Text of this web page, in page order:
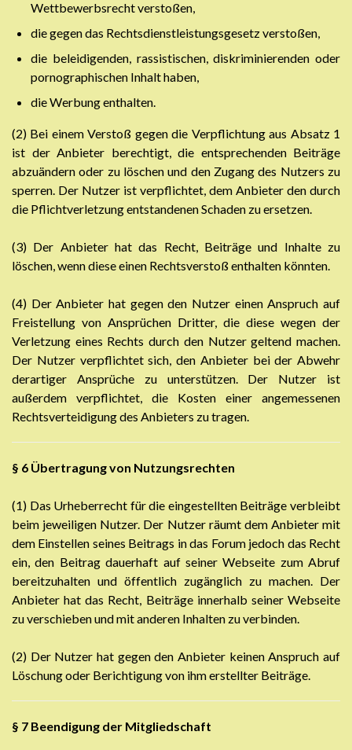
Wettbewerbsrecht verstoßen,
die gegen das Rechtsdienstleistungsgesetz verstoßen,
die beleidigenden, rassistischen, diskriminierenden oder
pornographischen Inhalt haben,
die Werbung enthalten.
(2) Bei einem Verstoß gegen die Verpflichtung aus Absatz 1
ist der Anbieter berechtigt, die entsprechenden Beiträge
abzuändern oder zu löschen und den Zugang des Nutzers zu
sperren. Der Nutzer ist verpflichtet, dem Anbieter den durch
die Pflichtverletzung entstandenen Schaden zu ersetzen.
(3) Der Anbieter hat das Recht, Beiträge und Inhalte zu
löschen, wenn diese einen Rechtsverstoß enthalten könnten.
(4) Der Anbieter hat gegen den Nutzer einen Anspruch auf
Freistellung von Ansprüchen Dritter, die diese wegen der
Verletzung eines Rechts durch den Nutzer geltend machen.
Der Nutzer verpflichtet sich, den Anbieter bei der Abwehr
derartiger Ansprüche zu unterstützen. Der Nutzer ist
außerdem verpflichtet, die Kosten einer angemessenen
Rechtsverteidigung des Anbieters zu tragen.
§ 6 Übertragung von Nutzungsrechten
(1) Das Urheberrecht für die eingestellten Beiträge verbleibt
beim jeweiligen Nutzer. Der Nutzer räumt dem Anbieter mit
dem Einstellen seines Beitrags in das Forum jedoch das Recht
ein, den Beitrag dauerhaft auf seiner Webseite zum Abruf
bereitzuhalten und öffentlich zugänglich zu machen. Der
Anbieter hat das Recht, Beiträge innerhalb seiner Webseite
zu verschieben und mit anderen Inhalten zu verbinden.
(2) Der Nutzer hat gegen den Anbieter keinen Anspruch auf
Löschung oder Berichtigung von ihm erstellter Beiträge.
§ 7 Beendigung der Mitgliedschaft